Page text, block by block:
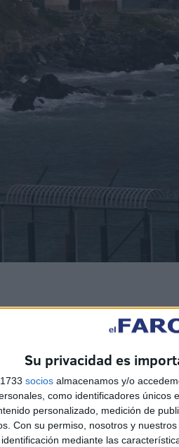
Su privacidad es
socios almacenamos y/o
como identificadores únicos
personalizado, medición de
Con su permiso, nosotros y
mediante las
Marlaska dulcifica la
de estos ganchos
ya han comenzado y se puede
se ha retirado la